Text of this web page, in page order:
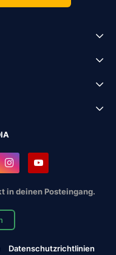
in deinen Posteingang.
Datenschutzrichtlinien